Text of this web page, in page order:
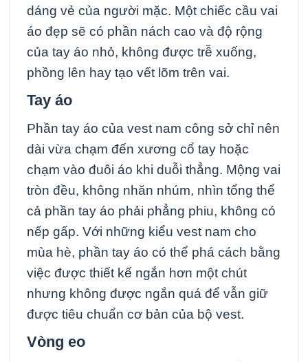
dáng vẻ của người mặc. Một chiếc cầu vai
áo đẹp sẽ có phần nách cao và độ rộng
của tay áo nhỏ, không được trễ xuống,
phồng lên hay tạo vết lõm trên vai.
Tay áo
Phần tay áo của vest nam công sở chỉ nên
dài vừa chạm đến xương cổ tay hoặc
chạm vào đuôi áo khi duỗi thẳng. Mộng vai
tròn đều, không nhăn nhúm, nhìn tổng thể
cả phần tay áo phải phẳng phiu, không có
nếp gấp. Với những kiểu vest nam cho
mùa hè, phần tay áo có thể phá cách bằng
việc được thiết kế ngắn hơn một chút
nhưng không được ngắn quá để vẫn giữ
được tiêu chuẩn cơ bản của bộ vest.
Vòng eo